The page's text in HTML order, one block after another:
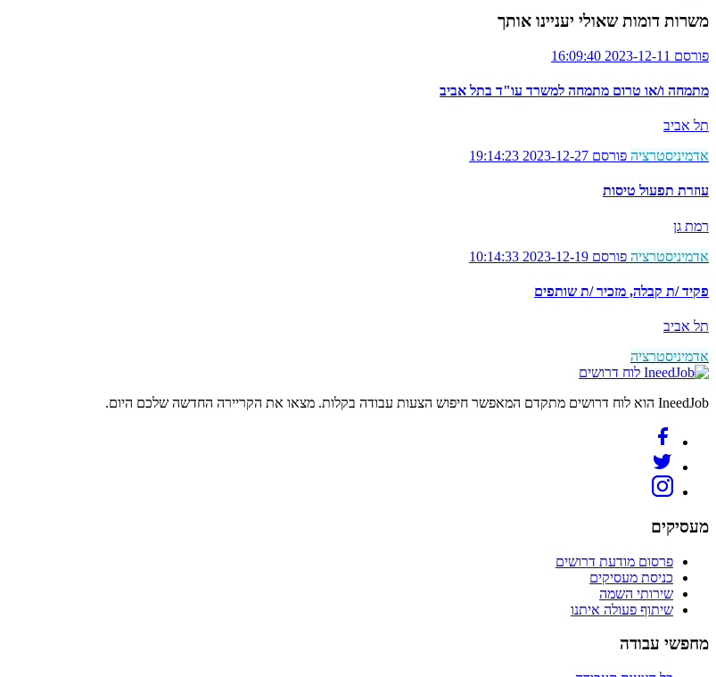
משרות דומות שאולי יעניינו אותך
פורסם 2023-12-11 16:09:40
מתמחה ו/או טרום מתמחה למשרד עו"ד בתל אביב
תל אביב
אדמיניסטרציה פורסם 2023-12-27 19:14:23
עוזרת תפעול טיסות
רמת גן
אדמיניסטרציה פורסם 2023-12-19 10:14:33
פקיד /ת קבלה, מזכיר /ת שותפים
תל אביב
אדמיניסטרציה
לוח דרושים
IneedJob הוא לוח דרושים מתקדם המאפשר חיפוש הצעות עבודה בקלות. מצאו את הקריירה החדשה שלכם היום.
מעסיקים
פרסום מודעת דרושים
כניסת מעסיקים
שירותי השמה
שיתוף פעולה איתנו
מחפשי עבודה